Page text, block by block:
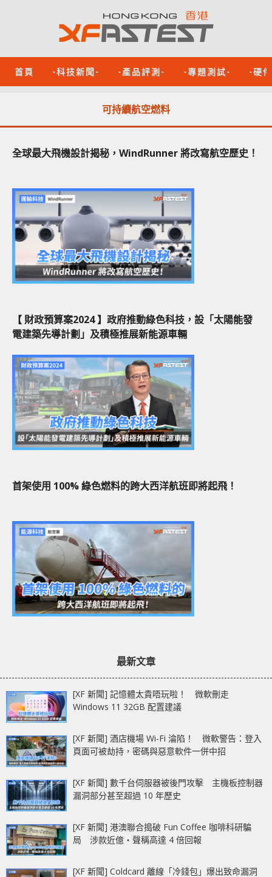
首頁 -科技新聞- -產品評測- -專題測試- -硬
可持續航空燃料
全球最大飛機設計揭秘，WindRunner 將改寫航空歷史！
【 財政預算案2024 】政府推動綠色科技，設「太陽能發
電建築先導計劃」及積極推展新能源車輛
首架使用 100% 綠色燃料的跨大西洋航班即將起飛！
最新文章
[XF 新聞] 記憶體太貴唔玩啦！ 微軟刪走
Windows 11 32GB 配置建議
[XF 新聞] 酒店機場 Wi-Fi 淪陷！ 微軟警告：登入
頁面可被劫持，密碼與惡意軟件一併中招
[XF 新聞] 數千台伺服器被後門攻擊 主機板控制器
漏洞部分甚至超過 10 年歷史
[XF 新聞] 港澳聯合搗破 Fun Coffee 咖啡科研騙
局 涉款近億‧聲稱高達 4 倍回報
[XF 新聞] Coldcard 離線「冷錢包」爆出致命漏洞